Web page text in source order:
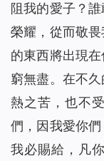
阻我的愛子？
榮耀，從而敬
的東西將出現
窮無盡。在不
熱之苦，也不
們，因我愛你
我必賜給，凡